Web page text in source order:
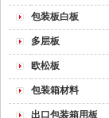
包装板白板
多层板
欧松板
包装箱材料
出口包装箱用板